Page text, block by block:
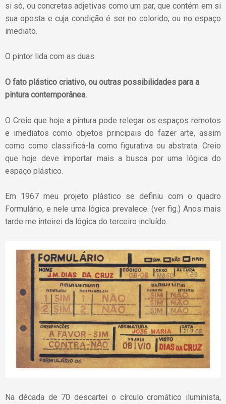
si só, ou concretas adjetivas como um par, que contém em si
sua oposta e cuja condição é ser no colorido, ou no espaço
imediato.
O pintor lida com as duas.
O fato plástico criativo, ou outras possibilidades para a
pintura contemporânea.
O Creio que hoje a pintura pode relegar os espaços remotos
e imediatos como objetos principais do fazer arte, assim
como como classificá-la como figurativa ou abstrata. Creio
que hoje deve importar mais a busca por uma lógica do
espaço plástico.
Em 1967 meu projeto plástico se definiu com o quadro
Formulário, e nele uma lógica prevalece. (ver fig.) Anos mais
tarde me inteirei da lógica do terceiro incluído.
Na década de 70 descartei o círculo cromático iluminista,